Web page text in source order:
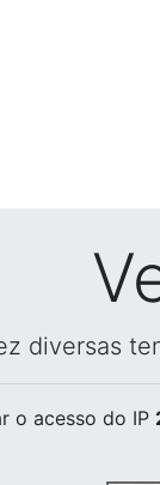
diversas
o acesso do IP